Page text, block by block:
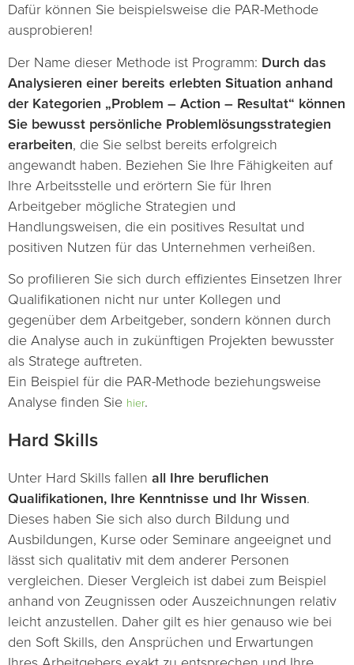
Dafür können Sie beispielsweise die PAR-Methode
ausprobieren!
Der Name dieser Methode ist Programm: Durch das
Analysieren einer bereits erlebten Situation anhand
der Kategorien „Problem – Action – Resultat“ können
Sie bewusst persönliche Problemlösungsstrategien
erarbeiten, die Sie selbst bereits erfolgreich
angewandt haben. Beziehen Sie Ihre Fähigkeiten auf
Ihre Arbeitsstelle und erörtern Sie für Ihren
Arbeitgeber mögliche Strategien und
Handlungsweisen, die ein positives Resultat und
positiven Nutzen für das Unternehmen verheißen.
So profilieren Sie sich durch effizientes Einsetzen Ihrer
Qualifikationen nicht nur unter Kollegen und
gegenüber dem Arbeitgeber, sondern können durch
die Analyse auch in zukünftigen Projekten bewusster
als Stratege auftreten.
Ein Beispiel für die PAR-Methode beziehungsweise
Analyse finden Sie hier.
Hard Skills
Unter Hard Skills fallen all Ihre beruflichen
Qualifikationen, Ihre Kenntnisse und Ihr Wissen.
Dieses haben Sie sich also durch Bildung und
Ausbildungen, Kurse oder Seminare angeeignet und
lässt sich qualitativ mit dem anderer Personen
vergleichen. Dieser Vergleich ist dabei zum Beispiel
anhand von Zeugnissen oder Auszeichnungen relativ
leicht anzustellen. Daher gilt es hier genauso wie bei
den Soft Skills, den Ansprüchen und Erwartungen